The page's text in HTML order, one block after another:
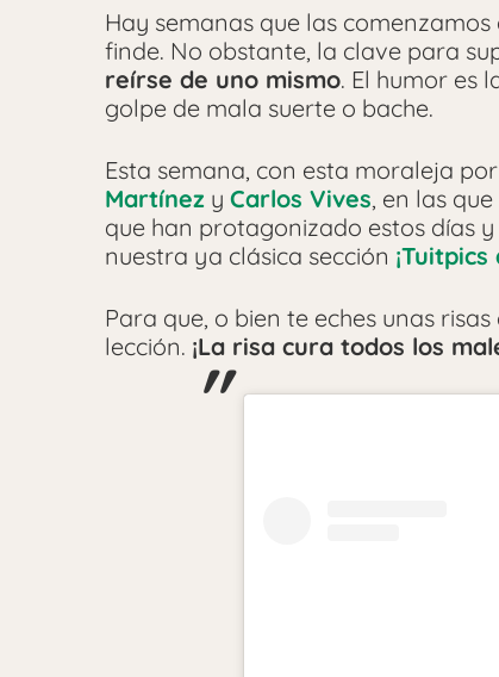
Hay semanas que las
finde. No obstante, la clave para
reírse de uno mismo. El humor es
golpe de mala suerte o bache.
Esta semana, con esta moraleja
Martínez y Carlos Vives, en las
que han protagonizado estos días
nuestra ya clásica sección
Para que, o bien te eches unas
lección. ¡La risa cura todos los